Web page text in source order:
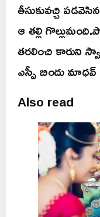
తీసుకువచ్చి
ఆ తల్లి
తరలించి కారుని
ఎస్పీ బిందు మాధవ్
Also read